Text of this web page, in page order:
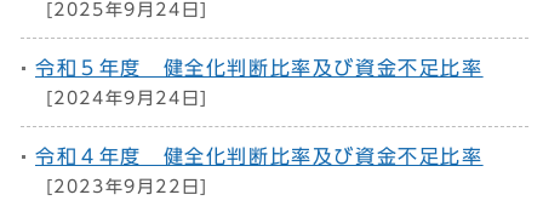
[2025年9月24日]
令和５年度 健全化判断比率及び資金不足比率
[2024年9月24日]
令和４年度 健全化判断比率及び資金不足比率
[2023年9月22日]